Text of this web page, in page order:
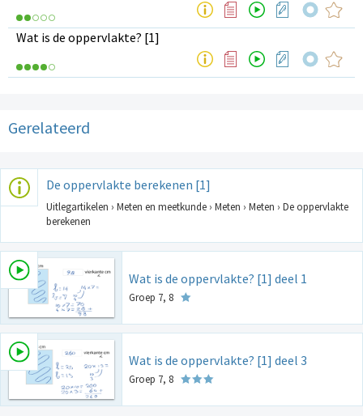
Wat is de oppervlakte? [1]
Gerelateerd
De oppervlakte berekenen [1]
Uitlegartikelen › Meten en meetkunde › Meten › Meten › De oppervlakte
berekenen
Wat is de oppervlakte? [1] deel 1
Groep 7, 8
Wat is de oppervlakte? [1] deel 3
Groep 7, 8